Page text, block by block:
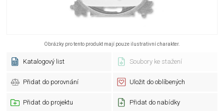
Obrázky pro tento produkt mají pouze ilustrativní charakter.
Katalogový list Soubory ke stažení
Přidat do porovnání Uložit do oblíbených
Přidat do projektu Přidat do nabídky